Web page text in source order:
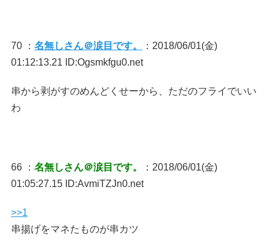
70 ： 名無しさん＠涙目です。
：2018/06/01(金)
01:12:13.21 ID:Ogsmkfgu0.net
串から剥がすのめんどくせーから、ただのフライでいい
わ
66 ： 名無しさん＠涙目です。
：2018/06/01(金)
01:05:27.15 ID:AvmiTZJn0.net
>>1
串揚げをマネたものが串カツ